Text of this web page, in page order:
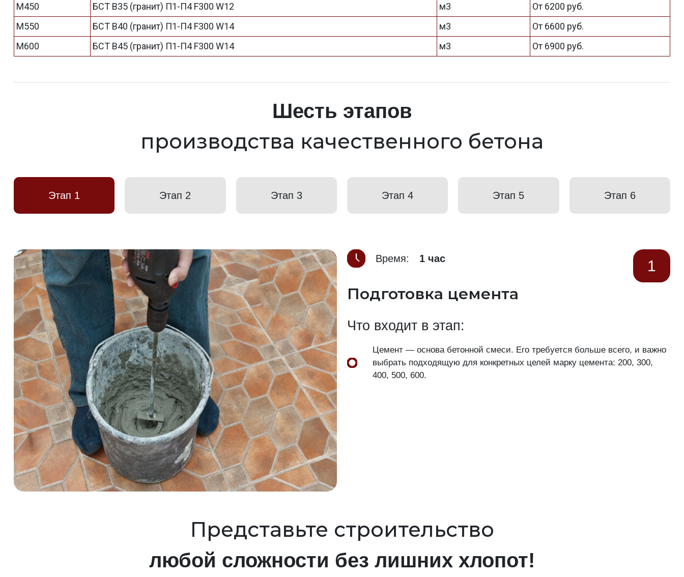
М450
БСТ В35 (гранит) П1-П4 F300 W12 м3
От 6200 руб.
М550
БСТ В40 (гранит) П1-П4 F300 W14 м3
От 6600 руб.
М600
БСТ В45 (гранит) П1-П4 F300 W14 м3 От 6900 руб.
Шесть этапов
производства качественного бетона
Этап 1 Этап 2 Этап 3 Этап 4 Этап 5 Этап 6
Время: 1 час 1
Подготовка цемента
Что входит в этап:
Цемент — основа бетонной смеси. Его требуется больше всего, и важно
выбрать подходящую для конкретных целей марку цемента: 200, 300,
400, 500, 600.
Представьте строительство
любой сложности без лишних хлопот!